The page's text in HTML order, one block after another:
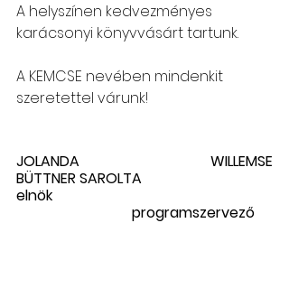
A helyszínen kedvezményes
karácsonyi könyvvásárt tartunk.
A KEMCSE nevében mindenkit
szeretettel várunk!
JOLANDA WILLEMSE
BÜTTNER SAROLTA
elnök
                                programszervező